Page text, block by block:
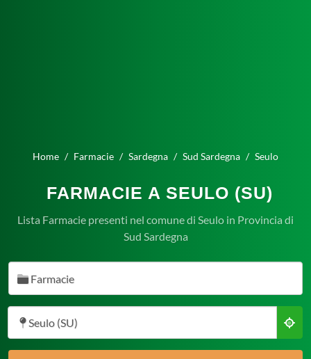
Home Farmacie Sardegna Sud Sardegna Seulo
FARMACIE A SEULO (SU)
Lista Farmacie presenti nel comune di Seulo in Provincia di
Sud Sardegna
Farmacie
Seulo (SU)